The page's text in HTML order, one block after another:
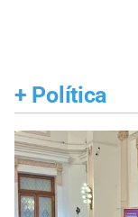
+ Política